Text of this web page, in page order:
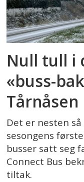
Null tull i
«buss-
Tårnåsen
Det er nesten
sesongens
busser satt seg
Connect Bus
tiltak.